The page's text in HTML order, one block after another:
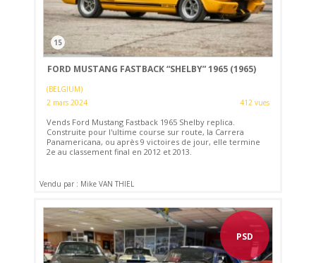
15
FORD MUSTANG FASTBACK “SHELBY” 1965 (1965)
(BELGIUM)
2 mars 2024
412 vues
Vends Ford Mustang Fastback 1965 Shelby replica.
Construite pour l'ultime course sur route, la Carrera
Panamericana, ou après 9 victoires de jour, elle termine
2e au classement final en 2012 et 2013.
Vendu par : Mike VAN THIEL
PSD